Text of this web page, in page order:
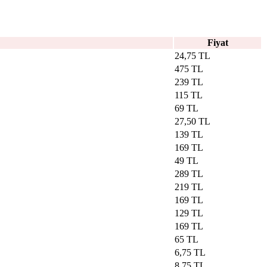
Fiyat
24,75 TL
475 TL
239 TL
115 TL
69 TL
27,50 TL
139 TL
169 TL
49 TL
289 TL
219 TL
169 TL
129 TL
169 TL
65 TL
6,75 TL